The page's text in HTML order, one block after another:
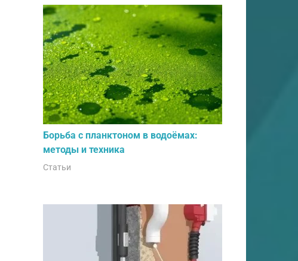
Борьба с планктоном в водоёмах:
методы и техника
Статьи